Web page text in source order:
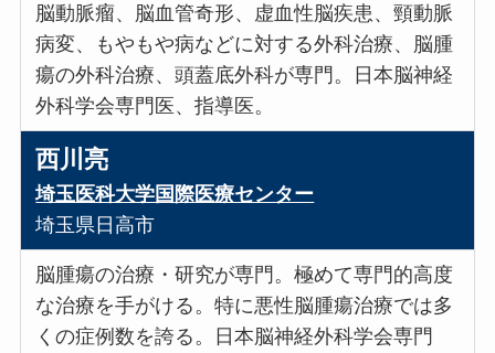
脳動脈瘤、脳血管奇形、虚血性脳疾患、頸動脈
病変、もやもや病などに対する外科治療、脳腫
瘍の外科治療、頭蓋底外科が専門。日本脳神経
外科学会専門医、指導医。
西川亮
埼玉医科大学国際医療センター
埼玉県日高市
脳腫瘍の治療・研究が専門。極めて専門的高度
な治療を手がける。特に悪性脳腫瘍治療では多
くの症例数を誇る。日本脳神経外科学会専門